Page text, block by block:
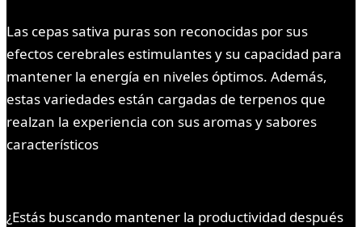
Las cepas sativa puras son reconocidas por sus
efectos cerebrales estimulantes y su capacidad para
mantener la energía en niveles óptimos. Además,
estas variedades están cargadas de terpenos que
realzan la experiencia con sus aromas y sabores
característicos
¿Estás buscando mantener la productividad después